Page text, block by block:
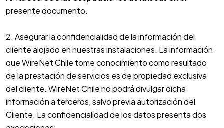
presente documento.
2. Asegurar la confidencialidad de la información del
cliente alojado en nuestras instalaciones. La información
que WireNet Chile tome conocimiento como resultado
de la prestación de servicios es de propiedad exclusiva
del cliente. WireNet Chile no podrá divulgar dicha
información a terceros, salvo previa autorización del
Cliente. La confidencialidad de los datos presenta dos